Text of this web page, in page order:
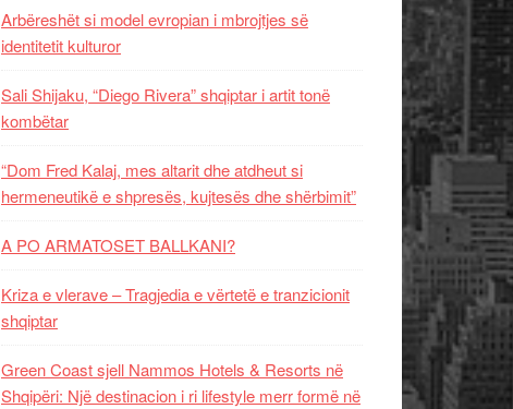
Arbëreshët si model evropian i mbrojtjes së
identitetit kulturor
Sali Shijaku, “Diego Rivera” shqiptar i artit tonë
kombëtar
“Dom Fred Kalaj, mes altarit dhe atdheut si
hermeneutikë e shpresës, kujtesës dhe shërbimit”
A PO ARMATOSET BALLKANI?
Kriza e vlerave – Tragjedia e vërtetë e tranzicionit
shqiptar
Green Coast sjell Nammos Hotels & Resorts në
Shqipëri: Një destinacion i ri lifestyle merr formë në